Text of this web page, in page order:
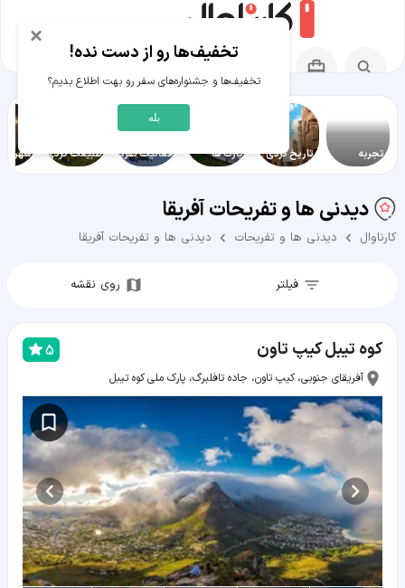
تجربه تاریخ گردی پارک‌ ها فعالیت تفریحی طبیعت گردی
دیدنی ها و تفریحات آفریقا
کارناوال دیدنی ها و تفریحات دیدنی ها و تفریحات آفریقا
فیلتر روی نقشه
کوه تیبل کیپ تاون 5
آفریقای جنوبی، کیپ تاون، جاده تافلبرگ، پارک ملی کوه تیبل
×
تخفیف‌ها رو از دست نده!
تخفیف‌ها و جشنواره‌های سفر رو بهت اطلاع بدیم؟
بله